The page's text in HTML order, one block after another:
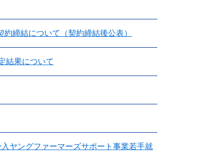
締結について（契約締結後公表）
結果について
ヤングファーマーズサポート事業若手就